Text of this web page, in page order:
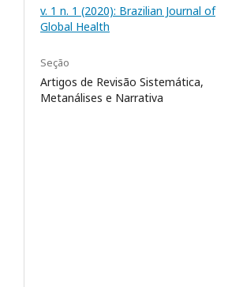
v. 1 n. 1 (2020): Brazilian Journal of
Global Health
Seção
Artigos de Revisão Sistemática,
Metanálises e Narrativa